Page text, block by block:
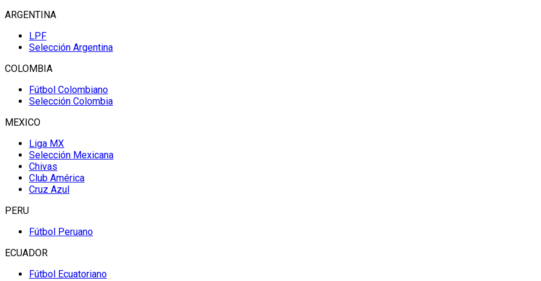
ARGENTINA
LPF
Selección Argentina
COLOMBIA
Fútbol Colombiano
Selección Colombia
MEXICO
Liga MX
Selección Mexicana
Chivas
Club América
Cruz Azul
PERU
Fútbol Peruano
ECUADOR
Fútbol Ecuatoriano